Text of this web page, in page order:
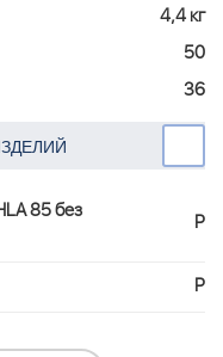
4,4 кг
50
36
85 без
Р
Р